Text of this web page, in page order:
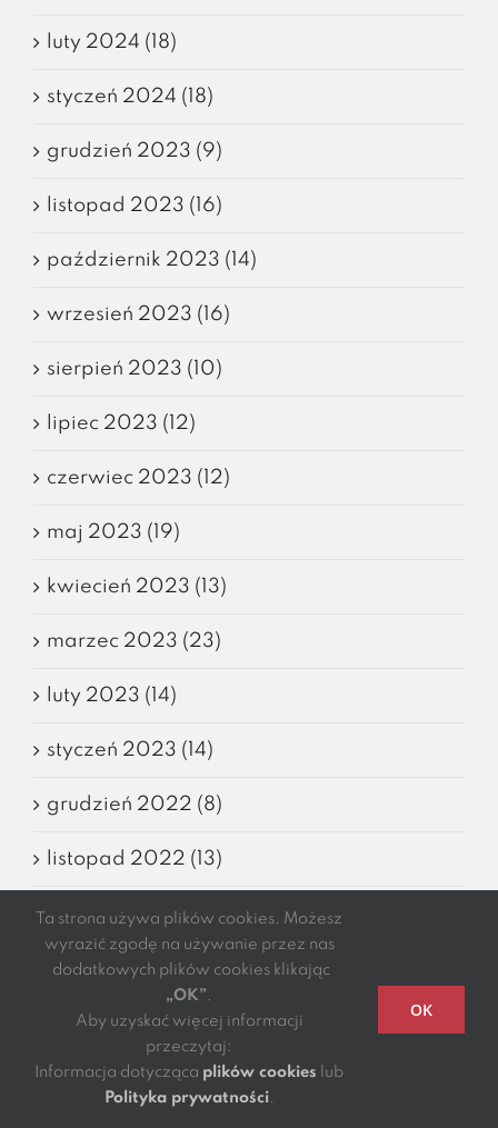
luty 2024 (18)
styczeń 2024 (18)
grudzień 2023 (9)
listopad 2023 (16)
październik 2023 (14)
wrzesień 2023 (16)
sierpień 2023 (10)
lipiec 2023 (12)
czerwiec 2023 (12)
maj 2023 (19)
kwiecień 2023 (13)
marzec 2023 (23)
luty 2023 (14)
styczeń 2023 (14)
grudzień 2022 (8)
listopad 2022 (13)
październik 2022 (11)
wrzesień 2022 (4)
sierpień 2022 (8)
lipiec 2022 (1)
Ta strona używa plików cookies. Możesz
wyrazić zgodę na używanie przez nas
dodatkowych plików cookies klikając
„OK” .
Aby uzyskać więcej informacji
przeczytaj:
Informacja dotycząca plików cookies lub
Polityka prywatności .
OK